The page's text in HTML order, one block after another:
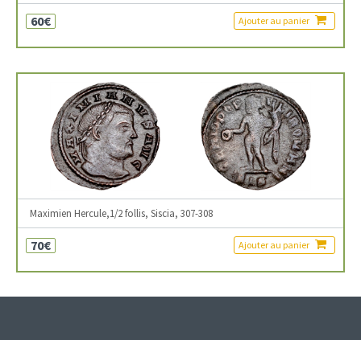
60€ Ajouter au panier
Maximien Hercule,1/2 follis, Siscia, 307-308
70€ Ajouter au panier